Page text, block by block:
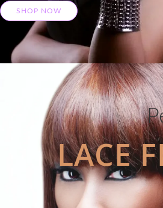
SHOP NOW
LACE